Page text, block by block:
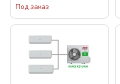
Под заказ